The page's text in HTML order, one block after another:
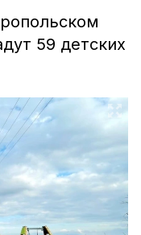
59 детских